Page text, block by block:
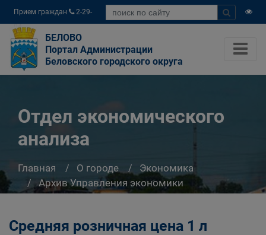
Прием граждан
2-29-
04
БЕЛОВО
Портал Администрации
Беловского городского округа
Отдел экономического
анализа
Главная О городе
Экономика
Архив Управления экономики
Отдел экономического анализа
Средняя розничная цена 1 л